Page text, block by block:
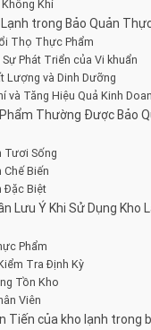
Khí
trong Bảo Quản
Thọ Thực Phẩm
Phát Triển của Vi khuẩn
Lượng và Dinh Dưỡng
và Tăng Hiệu Quả Kinh
Thường Được Bảo
Tươi Sống
Biến
Đặc Biệt
Lưu Ý Khi Sử Dụng Kho
Phẩm
Tra Định Kỳ
Tồn Kho
Viên
Tiến của kho lạnh trong